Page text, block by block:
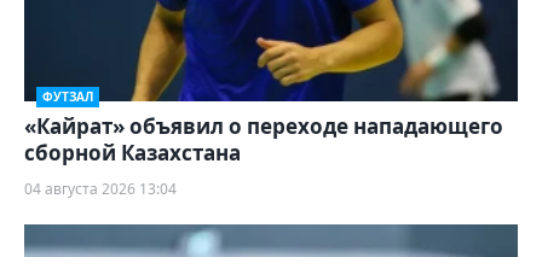
ФУТЗАЛ
«Кайрат» объявил о переходе нападающего
сборной Казахстана
04 августа 2026 13:04